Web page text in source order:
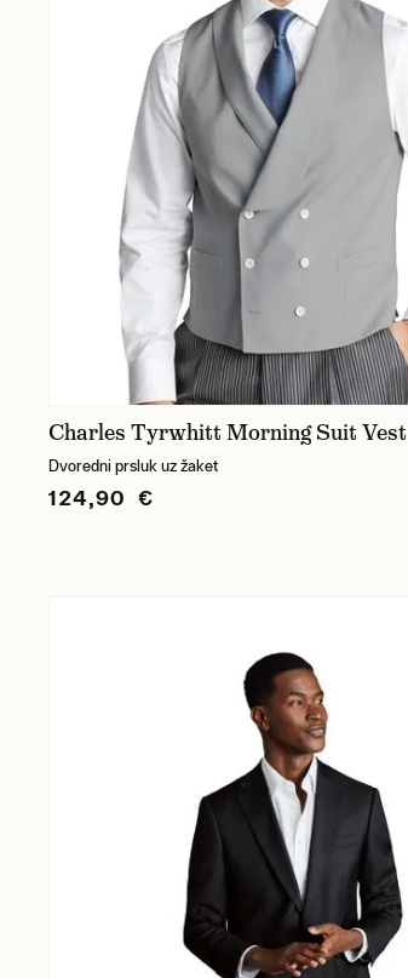
Charles Tyrwhitt Morning Suit Vest
Dvoredni prsluk uz žaket
124,90 €